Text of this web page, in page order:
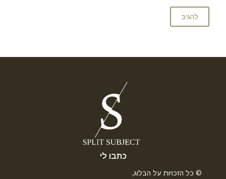
כתבו לי
© כל הזכויות על הבלוג,